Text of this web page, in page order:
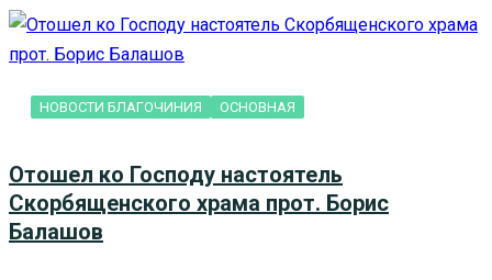
НОВОСТИ БЛАГОЧИНИЯ ОСНОВНАЯ
Отошел ко Господу настоятель
Скорбященского храма прот. Борис
Балашов